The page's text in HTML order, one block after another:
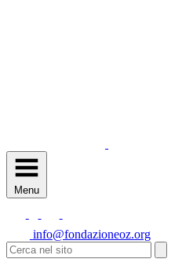
Menu
info@fondazioneoz.org